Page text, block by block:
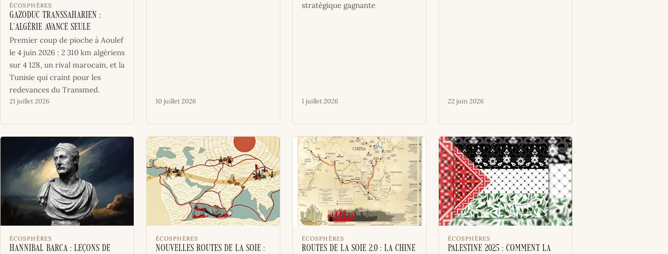
ÉCOSPHÈRES
Gazoduc transsaharien :
l’Algérie avance seule
Premier coup de pioche à Aoulef
le 4 juin 2026 : 2 310 km algériens
sur 4 128, un rival marocain, et la
Tunisie qui craint pour les
redevances du Transmed.
21 juillet 2026 10 juillet 2026
stratégique gagnante
1 juillet 2026 22 juin 2026
ÉCOSPHÈRES
Hannibal Barca : Leçons de
ÉCOSPHÈRES
Nouvelles Routes de la Soie :
ÉCOSPHÈRES
Routes de la soie 2.0 : la Chine
ÉCOSPHÈRES
Palestine 2025 : Comment la